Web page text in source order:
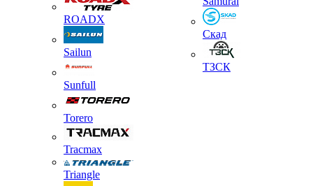
ROADX
Sailun
Sunfull
Torero
Tracmax
Triangle
Скад
ТЗСК